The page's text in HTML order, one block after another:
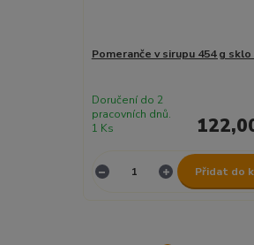
Pomeranče v sirupu 454 g sklo
Doručení do 2
pracovních dnů.
1 Ks
Přidat do